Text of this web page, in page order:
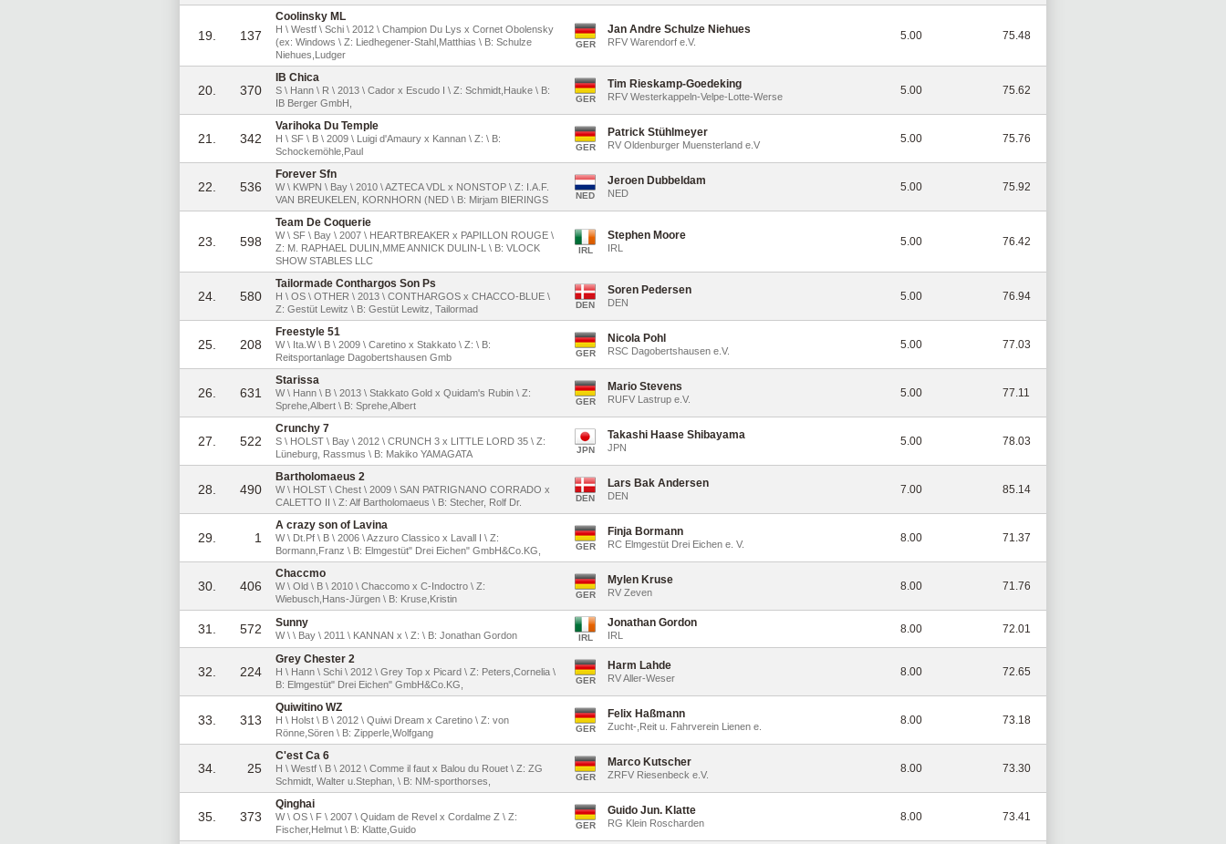
19. 137
Coolinsky ML
H \ Westf \ Schi \ 2012 \ Champion Du Lys x Cornet Obolensky
(ex: Windows \ Z: Liedhegener-Stahl,Matthias \ B: Schulze
Niehues,Ludger
GER
Jan Andre Schulze Niehues
RFV Warendorf e.V. 5.00 75.48
20. 370
IB Chica
S \ Hann \ R \ 2013 \ Cador x Escudo I \ Z: Schmidt,Hauke \ B:
IB Berger GmbH,
GER
Tim Rieskamp-Goedeking
RFV Westerkappeln-Velpe-Lotte-Werse 5.00 75.62
21. 342
Varihoka Du Temple
H \ SF \ B \ 2009 \ Luigi d'Amaury x Kannan \ Z: \ B:
Schockemöhle,Paul
GER
Patrick Stühlmeyer
RV Oldenburger Muensterland e.V 5.00 75.76
22. 536
Forever Sfn
W \ KWPN \ Bay \ 2010 \ AZTECA VDL x NONSTOP \ Z: I.A.F.
VAN BREUKELEN, KORNHORN (NED \ B: Mirjam BIERINGS
NED
Jeroen Dubbeldam
NED 5.00 75.92
23. 598
Team De Coquerie
W \ SF \ Bay \ 2007 \ HEARTBREAKER x PAPILLON ROUGE \
Z: M. RAPHAEL DULIN,MME ANNICK DULIN-L \ B: VLOCK
SHOW STABLES LLC
IRL
Stephen Moore
IRL 5.00 76.42
24. 580
Tailormade Conthargos Son Ps
H \ OS \ OTHER \ 2013 \ CONTHARGOS x CHACCO-BLUE \
Z: Gestüt Lewitz \ B: Gestüt Lewitz, Tailormad
DEN
Soren Pedersen
DEN 5.00 76.94
25. 208
Freestyle 51
W \ Ita.W \ B \ 2009 \ Caretino x Stakkato \ Z: \ B:
Reitsportanlage Dagobertshausen Gmb
GER
Nicola Pohl
RSC Dagobertshausen e.V. 5.00 77.03
26. 631
Starissa
W \ Hann \ B \ 2013 \ Stakkato Gold x Quidam's Rubin \ Z:
Sprehe,Albert \ B: Sprehe,Albert
GER
Mario Stevens
RUFV Lastrup e.V. 5.00 77.11
27. 522
Crunchy 7
S \ HOLST \ Bay \ 2012 \ CRUNCH 3 x LITTLE LORD 35 \ Z:
Lüneburg, Rassmus \ B: Makiko YAMAGATA
JPN
Takashi Haase Shibayama
JPN 5.00 78.03
28. 490
Bartholomaeus 2
W \ HOLST \ Chest \ 2009 \ SAN PATRIGNANO CORRADO x
CALETTO II \ Z: Alf Bartholomaeus \ B: Stecher, Rolf Dr.
DEN
Lars Bak Andersen
DEN 7.00 85.14
29. 1
A crazy son of Lavina
W \ Dt.Pf \ B \ 2006 \ Azzuro Classico x Lavall I \ Z:
Bormann,Franz \ B: Elmgestüt" Drei Eichen" GmbH&Co.KG,
GER
Finja Bormann
RC Elmgestüt Drei Eichen e. V. 8.00 71.37
30. 406
Chaccmo
W \ Old \ B \ 2010 \ Chaccomo x C-Indoctro \ Z:
Wiebusch,Hans-Jürgen \ B: Kruse,Kristin
GER
Mylen Kruse
RV Zeven 8.00 71.76
31. 572 Sunny
W \ \ Bay \ 2011 \ KANNAN x \ Z: \ B: Jonathan Gordon IRL
Jonathan Gordon
IRL 8.00 72.01
32. 224
Grey Chester 2
H \ Hann \ Schi \ 2012 \ Grey Top x Picard \ Z: Peters,Cornelia \
B: Elmgestüt" Drei Eichen" GmbH&Co.KG,
GER
Harm Lahde
RV Aller-Weser 8.00 72.65
33. 313
Quiwitino WZ
H \ Holst \ B \ 2012 \ Quiwi Dream x Caretino \ Z: von
Rönne,Sören \ B: Zipperle,Wolfgang
GER
Felix Haßmann
Zucht-,Reit u. Fahrverein Lienen e. 8.00 73.18
34. 25
C'est Ca 6
H \ Westf \ B \ 2012 \ Comme il faut x Balou du Rouet \ Z: ZG
Schmidt, Walter u.Stephan, \ B: NM-sporthorses,
GER
Marco Kutscher
ZRFV Riesenbeck e.V. 8.00 73.30
35. 373
Qinghai
W \ OS \ F \ 2007 \ Quidam de Revel x Cordalme Z \ Z:
Fischer,Helmut \ B: Klatte,Guido
GER
Guido Jun. Klatte
RG Klein Roscharden 8.00 73.41